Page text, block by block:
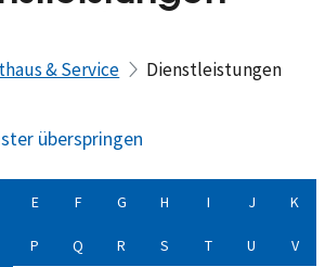
& Service Dienstleistungen
überspringen
E F G H I J K
P Q R S T U V